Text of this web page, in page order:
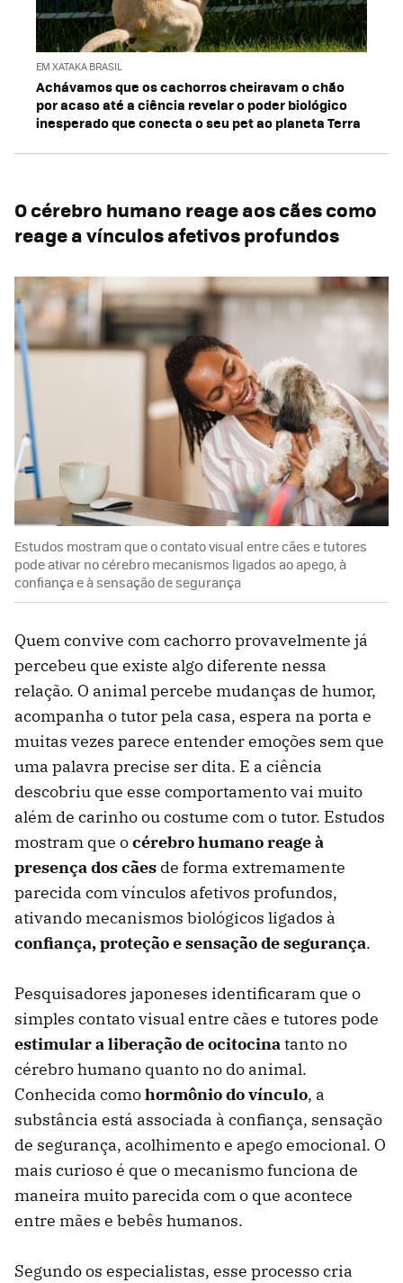
EM XATAKA BRASIL
Achávamos que os cachorros cheiravam o chão
por acaso até a ciência revelar o poder biológico
inesperado que conecta o seu pet ao planeta Terra
O cérebro humano reage aos cães como
reage a vínculos afetivos profundos
Estudos mostram que o contato visual entre cães e tutores
pode ativar no cérebro mecanismos ligados ao apego, à
confiança e à sensação de segurança
Quem convive com cachorro provavelmente já
percebeu que existe algo diferente nessa
relação. O animal percebe mudanças de humor,
acompanha o tutor pela casa, espera na porta e
muitas vezes parece entender emoções sem que
uma palavra precise ser dita. E a ciência
descobriu que esse comportamento vai muito
além de carinho ou costume com o tutor. Estudos
mostram que océrebro humano reage à
presença dos cães de forma extremamente
parecida com vínculos afetivos profundos,
ativando mecanismos biológicos ligados à
confiança, proteção e sensação de segurança.
Pesquisadores japoneses identificaram que o
simples contato visual entre cães e tutores pode
estimular a liberação de ocitocinatanto no
cérebro humano quanto no do animal.
Conhecida comohormônio do vínculo, a
substância está associada à confiança, sensação
de segurança, acolhimento e apego emocional. O
mais curioso é que o mecanismo funciona de
maneira muito parecida com o que acontece
entre mães e bebês humanos.
Segundo os especialistas, esse processo cria